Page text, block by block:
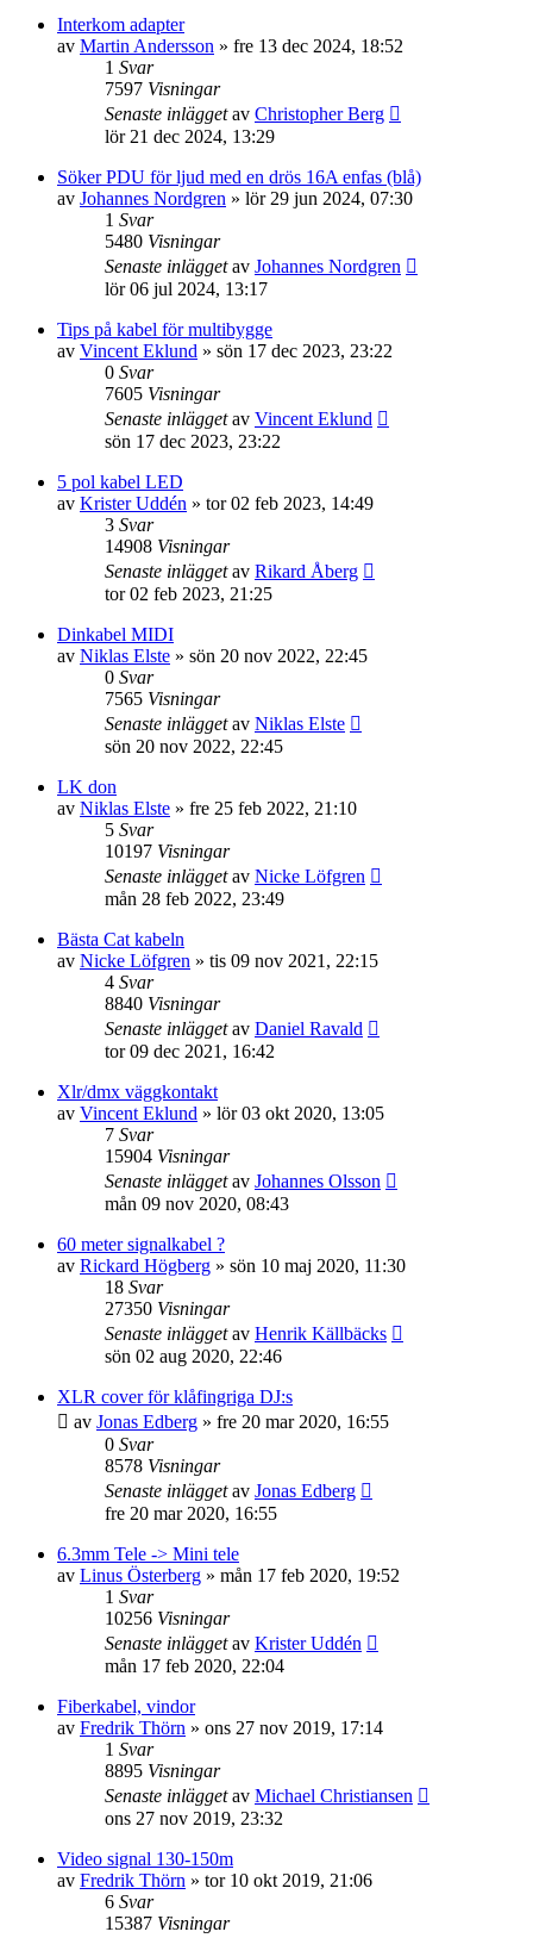
Interkom adapter
av Martin Andersson » fre 13 dec 2024, 18:52
1 Svar
7597 Visningar
Senaste inläggetav Christopher Berg
lör 21 dec 2024, 13:29
Söker PDU för ljud med en drös 16A enfas (blå)
av Johannes Nordgren » lör 29 jun 2024, 07:30
1 Svar
5480 Visningar
Senaste inläggetav Johannes Nordgren
lör 06 jul 2024, 13:17
Tips på kabel för multibygge
av Vincent Eklund » sön 17 dec 2023, 23:22
0 Svar
7605 Visningar
Senaste inläggetav Vincent Eklund
sön 17 dec 2023, 23:22
5 pol kabel LED
av Krister Uddén » tor 02 feb 2023, 14:49
3 Svar
14908 Visningar
Senaste inläggetav Rikard Åberg
tor 02 feb 2023, 21:25
Dinkabel MIDI
av Niklas Elste » sön 20 nov 2022, 22:45
0 Svar
7565 Visningar
Senaste inläggetav Niklas Elste
sön 20 nov 2022, 22:45
LK don
av Niklas Elste » fre 25 feb 2022, 21:10
5 Svar
10197 Visningar
Senaste inläggetav Nicke Löfgren
mån 28 feb 2022, 23:49
Bästa Cat kabeln
av Nicke Löfgren » tis 09 nov 2021, 22:15
4 Svar
8840 Visningar
Senaste inläggetav Daniel Ravald
tor 09 dec 2021, 16:42
Xlr/dmx väggkontakt
av Vincent Eklund » lör 03 okt 2020, 13:05
7 Svar
15904 Visningar
Senaste inläggetav Johannes Olsson
mån 09 nov 2020, 08:43
60 meter signalkabel ?
av Rickard Högberg » sön 10 maj 2020, 11:30
18 Svar
27350 Visningar
Senaste inläggetav Henrik Källbäcks
sön 02 aug 2020, 22:46
XLR cover för klåfingriga DJ:s
av Jonas Edberg » fre 20 mar 2020, 16:55
0 Svar
8578 Visningar
Senaste inläggetav Jonas Edberg
fre 20 mar 2020, 16:55
6.3mm Tele -> Mini tele
av Linus Österberg » mån 17 feb 2020, 19:52
1 Svar
10256 Visningar
Senaste inläggetav Krister Uddén
mån 17 feb 2020, 22:04
Fiberkabel, vindor
av Fredrik Thörn » ons 27 nov 2019, 17:14
1 Svar
8895 Visningar
Senaste inläggetav Michael Christiansen
ons 27 nov 2019, 23:32
Video signal 130-150m
av Fredrik Thörn » tor 10 okt 2019, 21:06
6 Svar
15387 Visningar